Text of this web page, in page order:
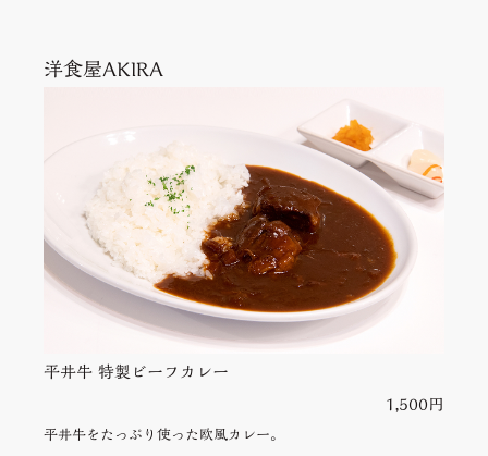
洋食屋AKIRA
平井牛 特製ビーフカレー
1,500円
平井牛をたっぷり使った欧風カレー。